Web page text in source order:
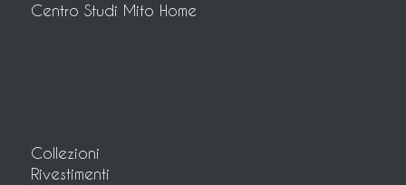
Centro Studi Mito Home
Collezioni
Rivestimenti